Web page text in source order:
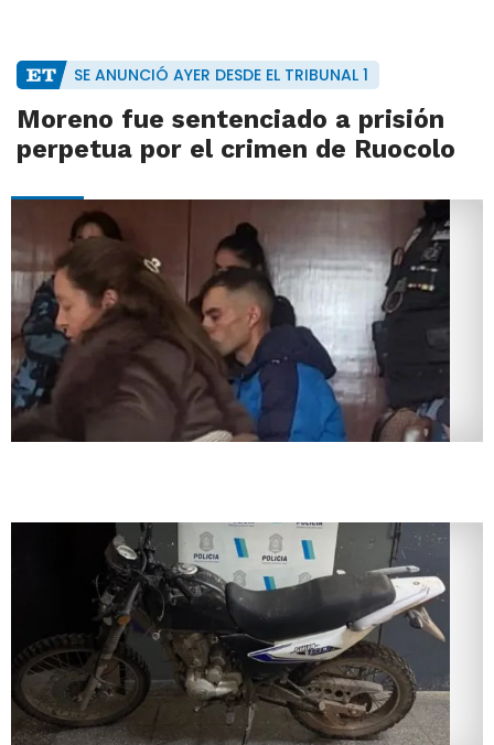
SE ANUNCIÓ AYER DESDE EL TRIBUNAL 1
Moreno fue sentenciado a prisión
perpetua por el crimen de Ruocolo